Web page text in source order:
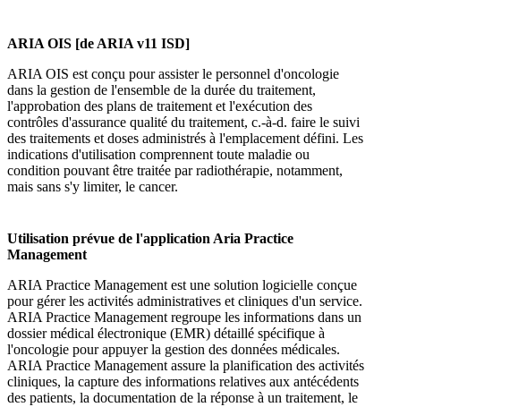
ARIA OIS [de ARIA v11 ISD]
ARIA OIS est conçu pour assister le personnel d'oncologie
dans la gestion de l'ensemble de la durée du traitement,
l'approbation des plans de traitement et l'exécution des
contrôles d'assurance qualité du traitement, c.-à-d. faire le suivi
des traitements et doses administrés à l'emplacement défini. Les
indications d'utilisation comprennent toute maladie ou
condition pouvant être traitée par radiothérapie, notamment,
mais sans s'y limiter, le cancer.
Utilisation prévue de l'application Aria Practice
Management
ARIA Practice Management est une solution logicielle conçue
pour gérer les activités administratives et cliniques d'un service.
ARIA Practice Management regroupe les informations dans un
dossier médical électronique (EMR) détaillé spécifique à
l'oncologie pour appuyer la gestion des données médicales.
ARIA Practice Management assure la planification des activités
cliniques, la capture des informations relatives aux antécédents
des patients, la documentation de la réponse à un traitement, le